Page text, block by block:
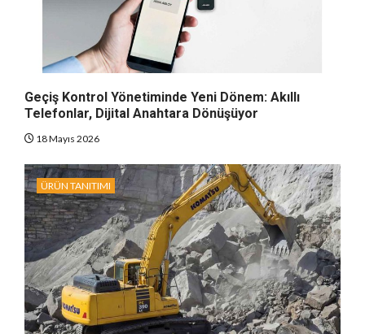
Geçiş Kontrol Yönetiminde Yeni Dönem: Akıllı
Telefonlar, Dijital Anahtara Dönüşüyor
18 Mayıs 2026
ÜRÜN TANITIMI